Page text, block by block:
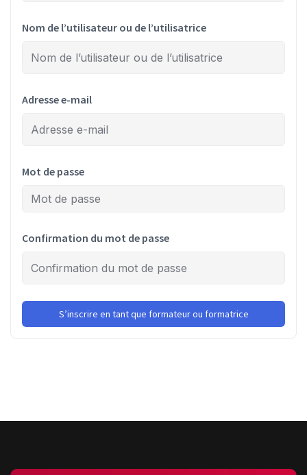
Nom de l’utilisateur ou de l’utilisatrice
Adresse e-mail
Mot de passe
Confirmation du mot de passe
S’inscrire en tant que formateur ou formatrice